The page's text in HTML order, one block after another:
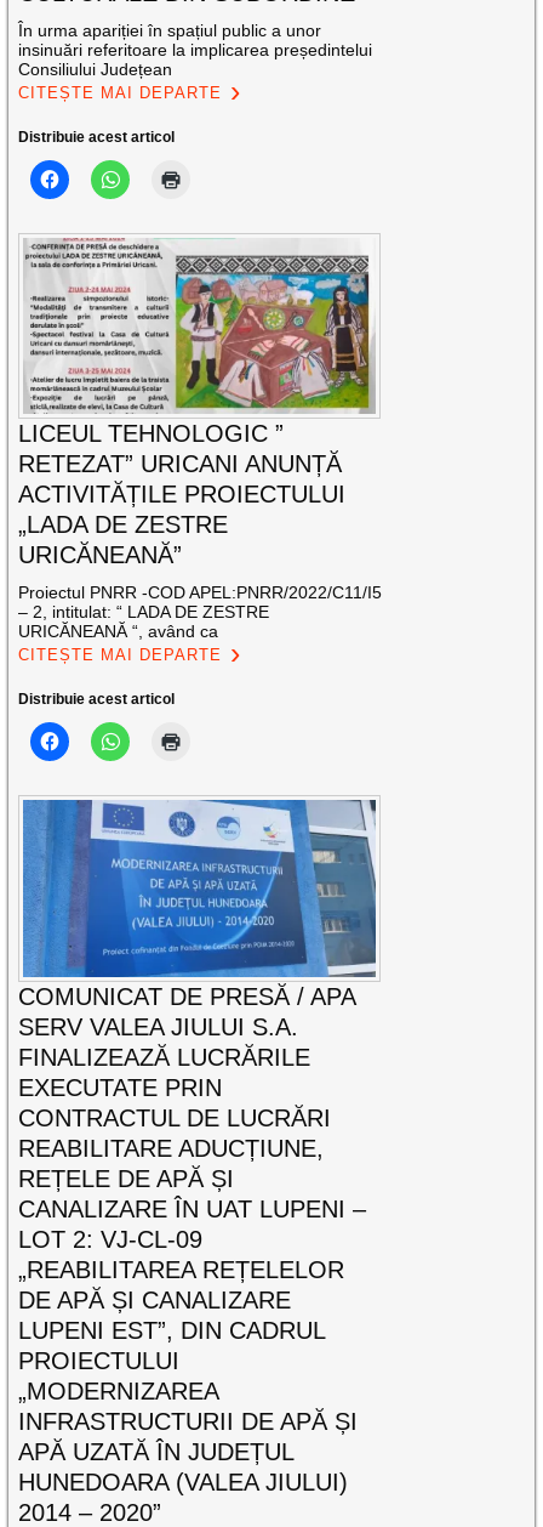
În urma apariției în spațiul public a unor
insinuări referitoare la implicarea președintelui
Consiliului Județean
CITEȘTE MAI DEPARTE
Distribuie acest articol
LICEUL TEHNOLOGIC ”
RETEZAT” URICANI ANUNȚĂ
ACTIVITĂȚILE PROIECTULUI
„LADA DE ZESTRE
URICĂNEANĂ”
Proiectul PNRR -COD APEL:PNRR/2022/C11/I5
– 2, intitulat: “ LADA DE ZESTRE
URICĂNEANĂ “, având ca
CITEȘTE MAI DEPARTE
Distribuie acest articol
COMUNICAT DE PRESĂ / APA
SERV VALEA JIULUI S.A.
FINALIZEAZĂ LUCRĂRILE
EXECUTATE PRIN
CONTRACTUL DE LUCRĂRI
REABILITARE ADUCȚIUNE,
REȚELE DE APĂ ȘI
CANALIZARE ÎN UAT LUPENI –
LOT 2: VJ-CL-09
„REABILITAREA REȚELELOR
DE APĂ ȘI CANALIZARE
LUPENI EST”, DIN CADRUL
PROIECTULUI
„MODERNIZAREA
INFRASTRUCTURII DE APĂ ȘI
APĂ UZATĂ ÎN JUDEȚUL
HUNEDOARA (VALEA JIULUI)
2014 – 2020”